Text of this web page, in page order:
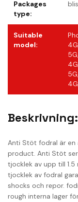
Packages
type:
Suitable
model:
Beskrivning:
Anti Stöt fodral är en
product. Anti Stöt
tjocklek av upp till 1.5
tjocklek av fodral
shocks och repor.
rough interna lager